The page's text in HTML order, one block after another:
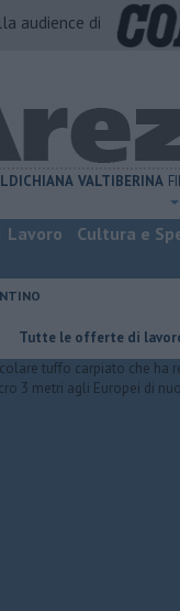
audience di
VALTIBERINA
Lavoro Cultura e
le offerte di lavoro in